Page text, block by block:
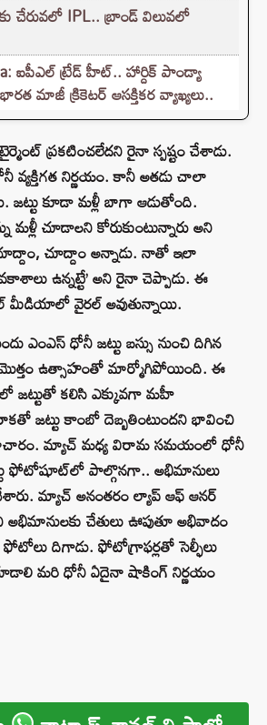
చేరువలో IPL.. బ్రాండ్ విలువలో
ఐపీఎల్ ట్రేడ్ హీట్.. హార్దిక్ పాండ్యా
మాజీ క్రికెటర్ ఆసక్తికర వ్యాఖ్యలు..
ప్రకటించలేదని రైనా స్పష్టం చేశాడు.
వ్యక్తిగత నిర్ణయం. కానీ అతడు చాలా
కూడా మళ్లీ బాగా ఆడుతోంది.
మళ్లీ చూడాలని కోరుకుంటున్నారు అని
చూద్దాం అన్నాడు. నాతో ఇలా
ఉన్నట్టే’ అని రైనా చెప్పాడు. ఈ
మీడియాలో వైరల్ అవుతున్నాయి.
ఎంఎస్ ధోనీ జట్టు బస్సు నుంచి దిగిన
మొత్తం ఉత్సాహంతో మార్మోగిపోయింది. ఈ
కలిసి ఎక్కువగా మహీ
జట్టు కాంబో దెబ్బతింటుందని భావించి
మ్యాచ్ మధ్య విరామ సమయంలో ధోనీ
ఫోటోషూట్‌లో పాల్గొనగా.. అభిమానులు
మ్యాచ్ అనంతరం ల్యాప్ ఆఫ్ ఆనర్
చేతులు ఊపుతూ అభివాదం
దిగాడు. ఫోటోగ్రాఫర్లతో సెల్ఫీలు
మరి ధోనీ ఏదైనా షాకింగ్ నిర్ణయం